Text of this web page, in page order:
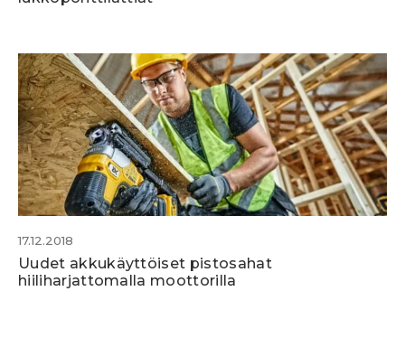
17.12.2018
Uudet akkukäyttöiset pistosahat
hiiliharjattomalla moottorilla